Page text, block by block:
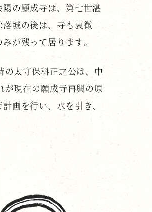
の願成寺は、第七世湛
城の後は、寺も衰微
が残って居ります。
の太守保科正之公は、中
が現在の願成寺再興の原
画を行い、水を引き、